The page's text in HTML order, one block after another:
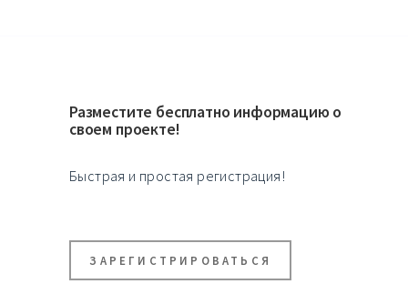
Разместите бесплатно информацию о
своем проекте!
Быстрая и простая регистрация!
ЗАРЕГИСТРИРОВАТЬСЯ